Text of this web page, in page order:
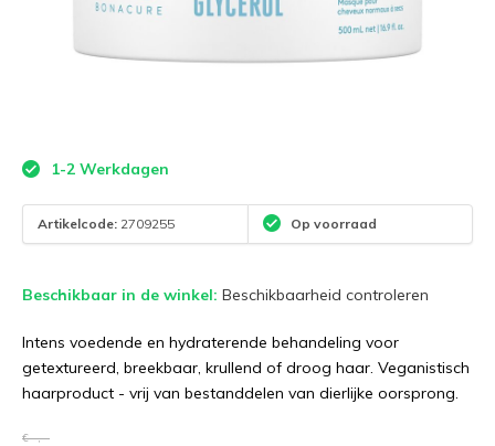
1-2 Werkdagen
Artikelcode: 2709255 Op voorraad
Beschikbaar in de winkel: Beschikbaarheid controleren
Intens voedende en hydraterende behandeling voor
getextureerd, breekbaar, krullend of droog haar. Veganistisch
haarproduct - vrij van bestanddelen van dierlijke oorsprong.
€--,--